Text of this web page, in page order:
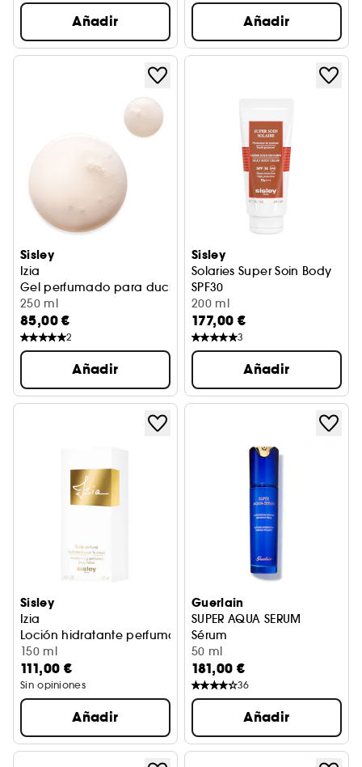
Añadir Añadir
Sisley
Izia
Gel perfumado para ducha y baño
250 ml
85,00 €
2
Añadir
Sisley
Solaries Super Soin Body
SPF30
Protección solar
200 ml
177,00 €
3
Añadir
Sisley
Izia
Loción hidratante perfumada para el cuerpo
150 ml
111,00 €
Sin opiniones
Añadir
Guerlain
SUPER AQUA SERUM
Sérum
50 ml
181,00 €
36
Añadir